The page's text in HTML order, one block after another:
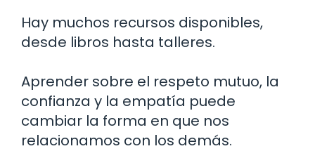
Hay muchos recursos disponibles,
desde libros hasta talleres.
Aprender sobre el respeto mutuo, la
confianza y la empatía puede
cambiar la forma en que nos
relacionamos con los demás.